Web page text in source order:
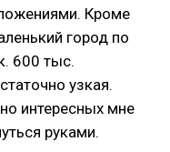
Кроме
город по
600 тыс.
узкая.
интересных мне
руками.